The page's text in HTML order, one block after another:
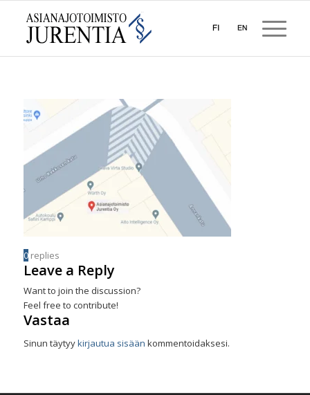
0 replies
Leave a Reply
Want to join the discussion?
Feel free to contribute!
Vastaa
Sinun täytyykirjautua sisään kommentoidaksesi.